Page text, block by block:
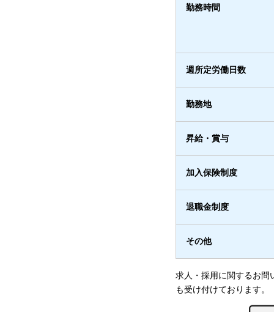
勤務時間
週所定労働日数
勤務地
昇給・賞与
加入保険制度
退職金制度
その他
求人・採用に関するお問
も受け付けております。